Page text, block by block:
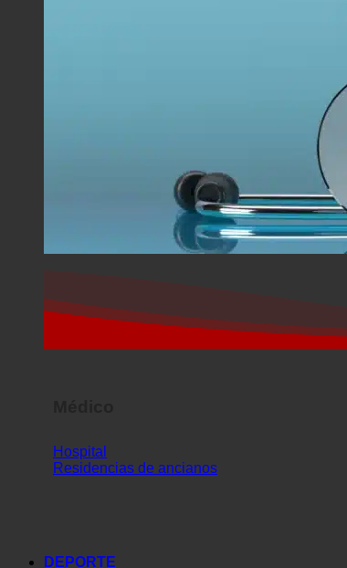
Hospital
Residencias de ancianos
DEPORTE